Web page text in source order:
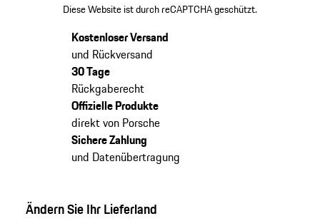
Diese Website ist durch reCAPTCHA geschützt.
Kostenloser Versand
und Rückversand
30 Tage
Rückgaberecht
Offizielle Produkte
direkt von Porsche
Sichere Zahlung
und Datenübertragung
Ändern Sie Ihr Lieferland